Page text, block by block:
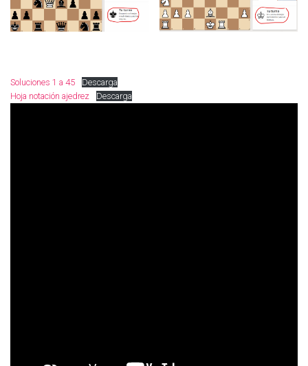
Soluciones 1 a 45
Descarga
Hoja notación ajedrez
Descarga